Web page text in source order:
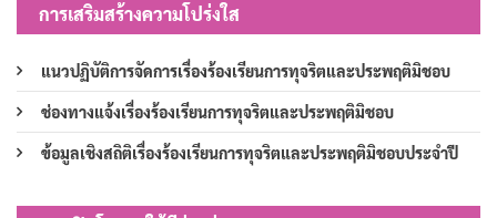
การเสริมสร้างความโปร่งใส
แนวปฏิบัติการจัดการเรื่องร้องเรียนการทุจริตและประพฤติมิชอบ
ช่องทางแจ้งเรื่องร้องเรียนการทุจริตและประพฤติมิชอบ
ข้อมูลเชิงสถิติเรื่องร้องเรียนการทุจริตและประพฤติมิชอบประจำปี